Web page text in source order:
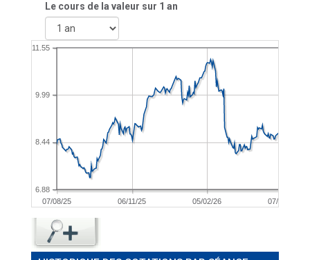
Le cours de la valeur sur 1 an
07/08/25 06/11/25 05/02/26 07/05/26
6.88
8.44
9.99
11.55